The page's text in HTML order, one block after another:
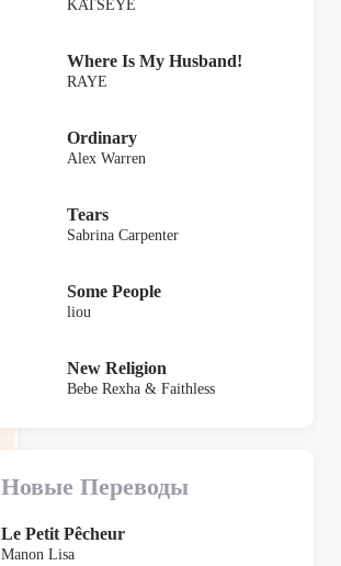
KATSEYE
Where Is My Husband!
RAYE
Ordinary
Alex Warren
Tears
Sabrina Carpenter
Some People
liou
New Religion
Bebe Rexha & Faithless
Новые Переводы
Le Petit Pêcheur
Manon Lisa